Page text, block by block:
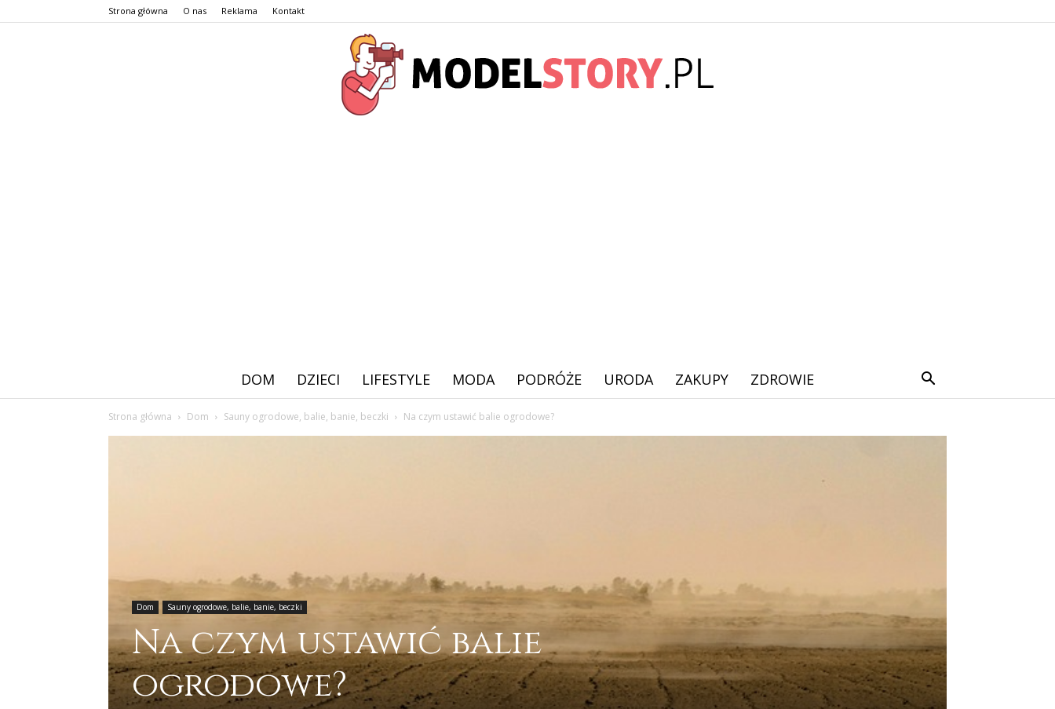
Strona główna O nas Reklama Kontakt
DOM DZIECI LIFESTYLE MODA PODRÓŻE URODA ZAKUPY ZDROWIE
Strona główna Dom Sauny ogrodowe, balie, banie, beczki Na czym ustawić balie ogrodowe?
Dom Sauny ogrodowe, balie, banie, beczki
Na czym ustawić balie
ogrodowe?